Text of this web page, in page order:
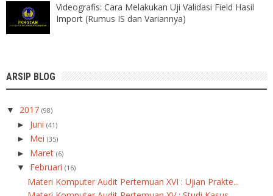
Videografis: Cara Melakukan Uji Validasi Field Hasil
Import (Rumus IS dan Variannya)
ARSIP BLOG
▼ 2017 (98)
► Juni (41)
► Mei (35)
► Maret (6)
▼ Februari (16)
Materi Komputer Audit Pertemuan XVI : Ujian Prakte...